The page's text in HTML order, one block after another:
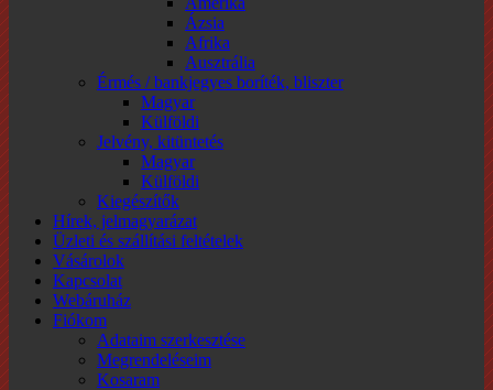
Ázsia
Afrika
Ausztrália
Érmés / bankjegyes boríték, bliszter
Magyar
Külföldi
Jelvény, kitüntetés
Magyar
Külföldi
Kiegészítők
Hírek, jelmagyarázat
Üzleti és szállítási feltételek
Vásárolok
Kapcsolat
Webáruház
Fiókom
Adataim szerkesztése
Megrendeléseim
Kosaram